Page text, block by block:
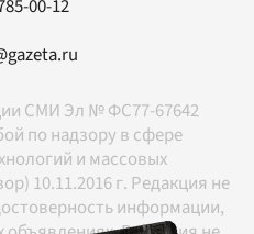
00-12
СМИ Эл № ФС77-67642
по надзору в сфере
и массовых
10.11.2016 г. Редакция не
информации,